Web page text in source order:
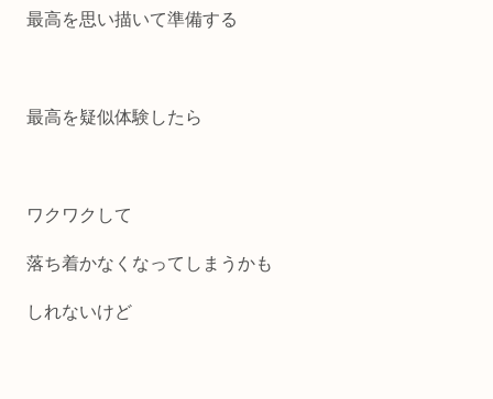
最高を思い描いて準備する
最高を疑似体験したら
ワクワクして
落ち着かなくなってしまうかも
しれないけど